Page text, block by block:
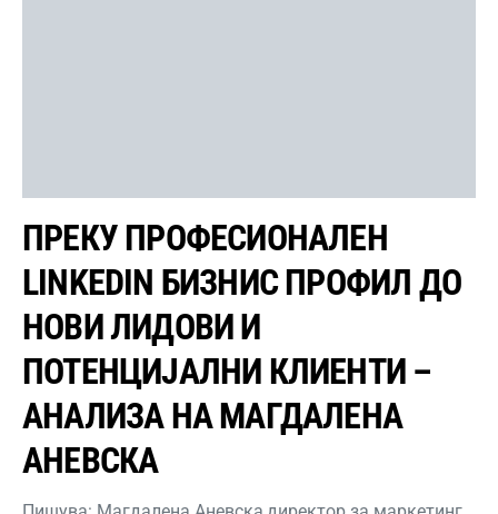
ПРЕКУ ПРОФЕСИОНАЛЕН
LINKEDIN БИЗНИС ПРОФИЛ ДО
НОВИ ЛИДОВИ И
ПОТЕНЦИЈАЛНИ КЛИЕНТИ –
АНАЛИЗА НА МАГДАЛЕНА
АНЕВСКА